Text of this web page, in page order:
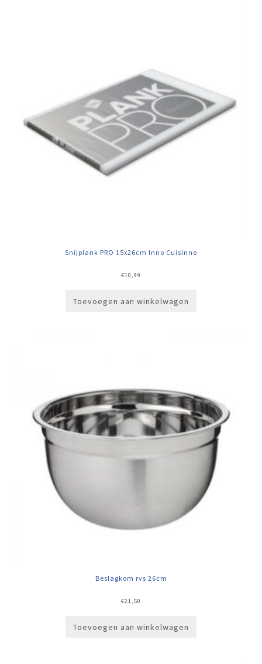
Snijplank PRO 15x26cm Inno Cuisinno
€10,99
Toevoegen aan winkelwagen
Beslagkom rvs 26cm
€21,50
Toevoegen aan winkelwagen